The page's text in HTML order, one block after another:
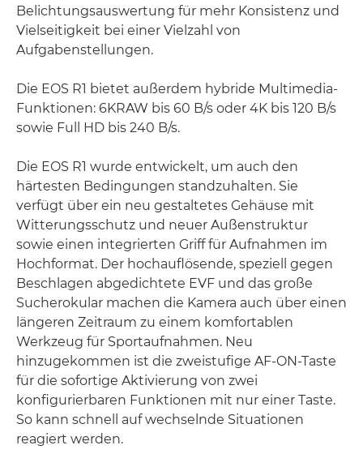
Belichtungsauswertung für mehr Konsistenz und
Vielseitigkeit bei einer Vielzahl von
Aufgabenstellungen.
Die EOS R1 bietet außerdem hybride Multimedia-
Funktionen: 6KRAW bis 60 B/s oder 4K bis 120 B/s
sowie Full HD bis 240 B/s.
Die EOS R1 wurde entwickelt, um auch den
härtesten Bedingungen standzuhalten. Sie
verfügt über ein neu gestaltetes Gehäuse mit
Witterungsschutz und neuer Außenstruktur
sowie einen integrierten Griff für Aufnahmen im
Hochformat. Der hochauflösende, speziell gegen
Beschlagen abgedichtete EVF und das große
Sucherokular machen die Kamera auch über einen
längeren Zeitraum zu einem komfortablen
Werkzeug für Sportaufnahmen. Neu
hinzugekommen ist die zweistufige AF-ON-Taste
für die sofortige Aktivierung von zwei
konfigurierbaren Funktionen mit nur einer Taste.
So kann schnell auf wechselnde Situationen
reagiert werden.